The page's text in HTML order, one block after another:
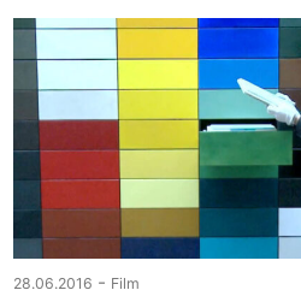
28.06.2016 - Film